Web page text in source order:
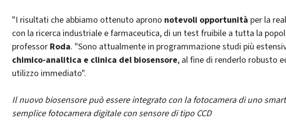
"I risultati che abbiamo ottenuto aprono notevoli opportunità per la
con la ricerca industriale e farmaceutica, di un test fruibile a tutta la
professor Roda. "Sono attualmente in programmazione studi più
chimico-analitica e clinica del biosensore, al fine di renderlo robusto
utilizzo immediato".
Il nuovo biosensore può essere integrato con la fotocamera di uno
semplice fotocamera digitale con sensore di tipo CCD